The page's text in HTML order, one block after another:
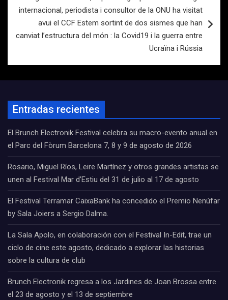
internacional, periodista i consultor de la ONU ha visitat
avui el CCF Estem sortint de dos sismes que han
canviat l’estructura del món : la Covid19 i la guerra entre
Ucraïna i Rússia
Entradas recientes
El Brunch Electronik Festival celebra su macro-evento anual en
el Parc del Fòrum Barcelona 7, 8 y 9 de agosto de 2026
Rosario, Miguel Ríos, Leire Martínez y otros grandes artistas se
unen al Festival Mar d’Estiu del 31 de julio al 17 de agosto
El Festival Terramar CaixaBank ha concedido el Premio Nenúfar
by Sala Joiers a Sergio Dalma.
La Sala Apolo, en colaboración con el Festival In-Edit, trae un
ciclo de cine este agosto, dedicado a explorar las historias
sobre la cultura de club
Brunch Electronik regresa a los Jardines de Joan Brossa entre
el 23 de agosto y el 13 de septiembre